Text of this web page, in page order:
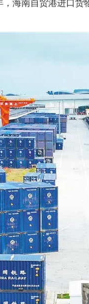
海南自贸港进口货